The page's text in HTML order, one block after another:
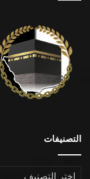
التصنيفات
التصنيفات